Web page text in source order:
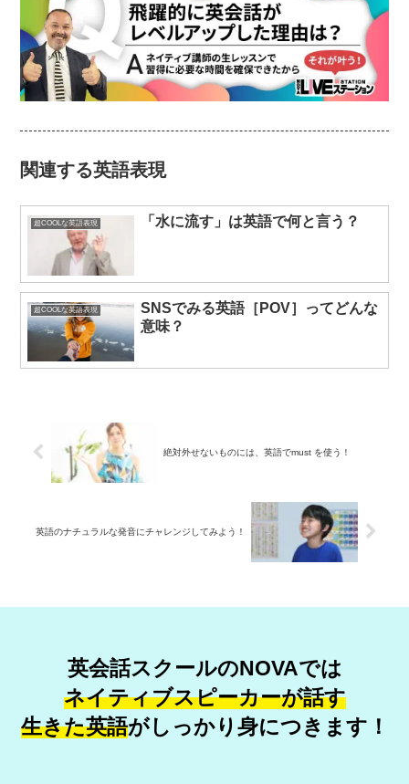
関連する英語表現
超COOLな英語表現 「水に流す」は英語で何と言う？
超COOLな英語表現
SNSでみる英語［POV］ってどんな
意味？
絶対外せないものには、英語でmust を使う！
英語のナチュラルな発音にチャレンジしてみよう！
英会話スクールのNOVAでは
ネイティブスピーカーが話す
生きた英語がしっかり身につきます！